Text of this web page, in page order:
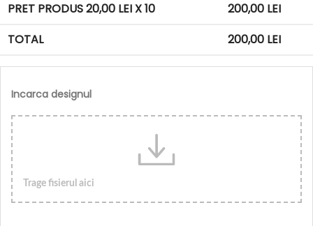
PRET PRODUS20,00LEI X 10 200,00LEI
TOTAL
200,00LEI
Incarca designul
Trage fisierul aici